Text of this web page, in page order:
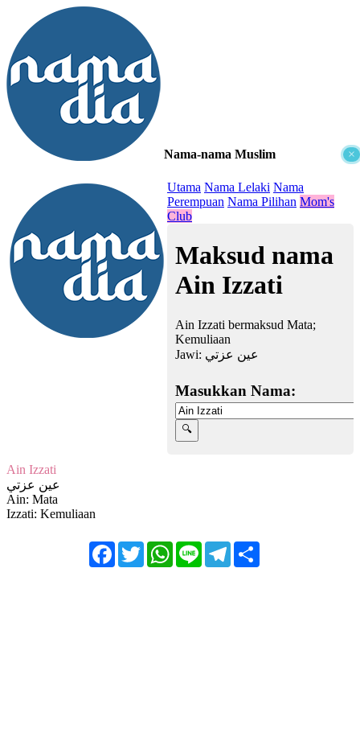
×
Nama-nama Muslim
Utama Nama Lelaki Nama
Perempuan Nama Pilihan Mom's
Club
Maksud nama
Ain Izzati
Ain Izzati bermaksud Mata;
Kemuliaan
Jawi: عين عزتي
Masukkan Nama:
Ain Izzati
عين عزتي
Ain: Mata
Izzati: Kemuliaan
FacebookTwitterWhatsApp
Line Telegram